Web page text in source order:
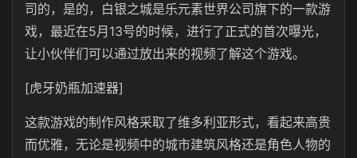
司的，是的，白银之城是乐元素世界公司旗下的一款游
戏，最近在5月13号的时候，进行了正式的首次曝光，
让小伙伴们可以通过放出来的视频了解这个游戏。
[虎牙奶瓶加速器]
这款游戏的制作风格采取了维多利亚形式，看起来高贵
而优雅，无论是视频中的城市建筑风格还是角色人物的